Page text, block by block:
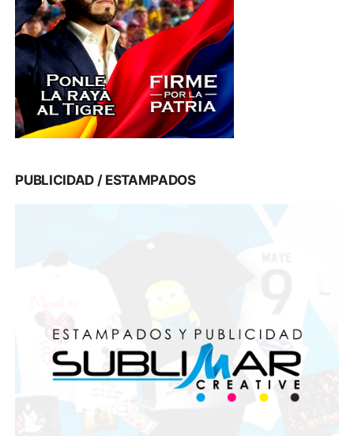
PUBLICIDAD / ESTAMPADOS